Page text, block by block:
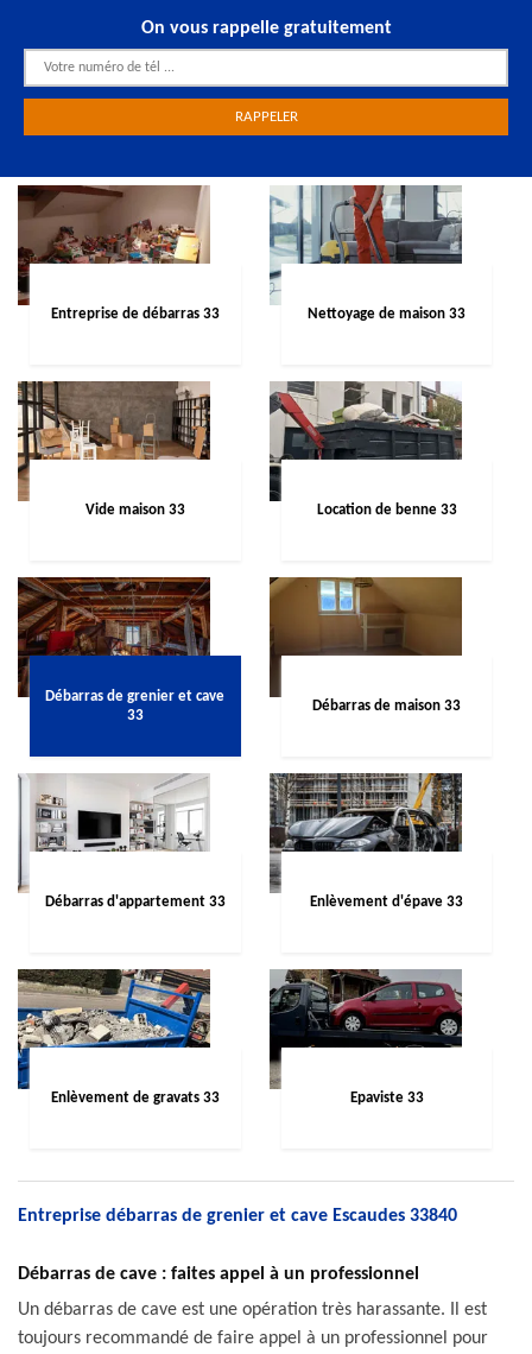
On vous rappelle gratuitement
Entreprise de débarras 33 Nettoyage de maison 33
Vide maison 33 Location de benne 33
Débarras de grenier et cave
33
Débarras de maison 33
Débarras d'appartement 33 Enlèvement d'épave 33
Enlèvement de gravats 33 Epaviste 33
Entreprise débarras de grenier et cave Escaudes 33840
Débarras de cave : faites appel à un professionnel
Un débarras de cave est une opération très harassante. Il est
toujours recommandé de faire appel à un professionnel pour